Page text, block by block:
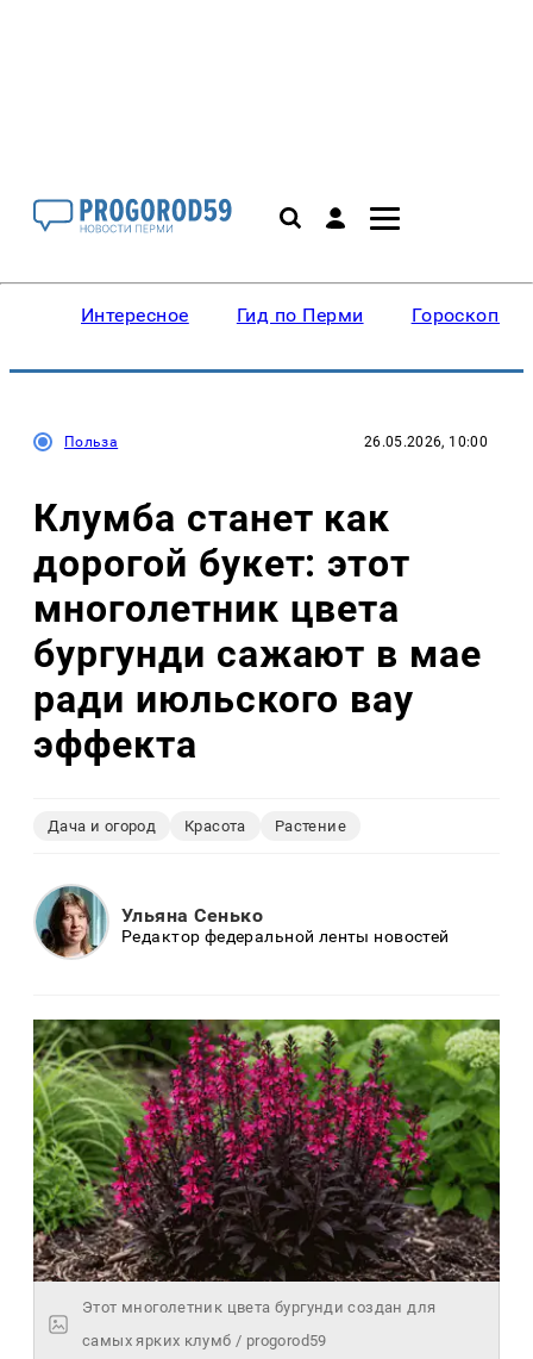
Интересное Гид по Перми Гороскопы
Польза 26.05.2026, 10:00
Клумба станет как
дорогой букет: этот
многолетник цвета
бургунди сажают в мае
ради июльского вау
эффекта
Дача и огород Красота Растение
Ульяна Сенько
Редактор федеральной ленты новостей
Этот многолетник цвета бургунди создан для
самых ярких клумб / progorod59